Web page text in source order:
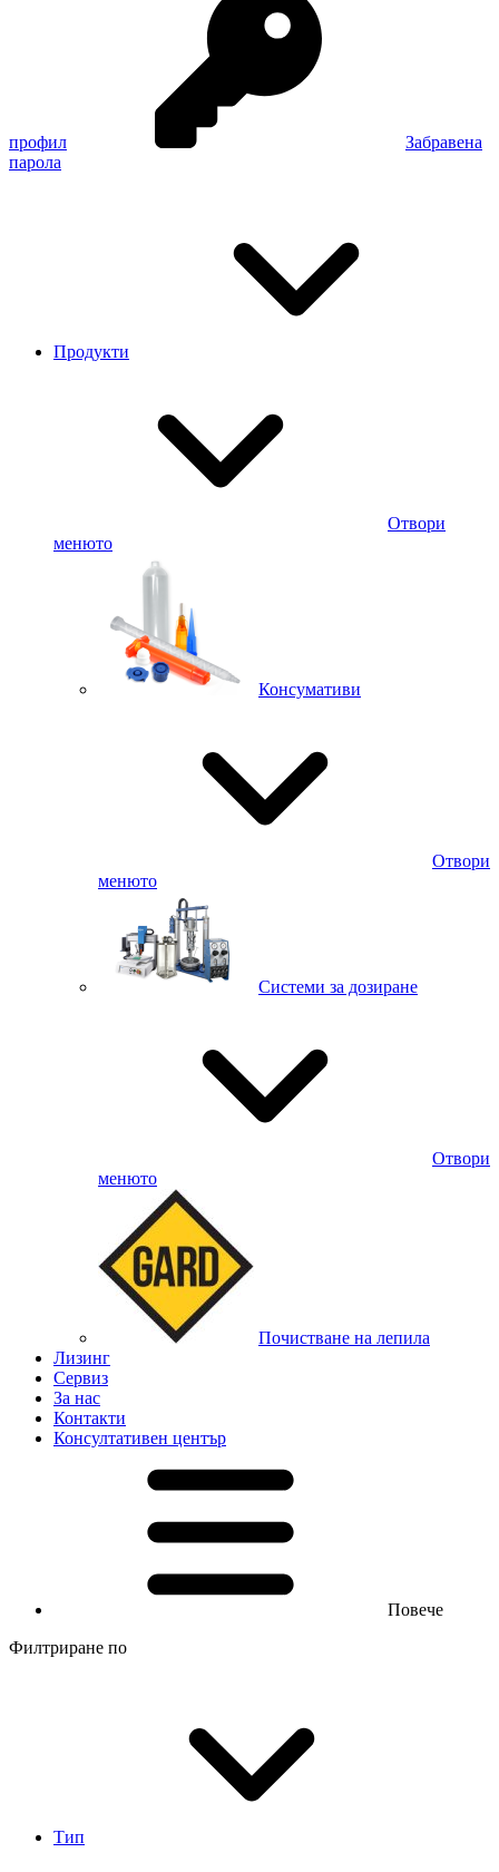
профил
Забравена
парола
Продукти
Отвори
менюто
Консумативи
Отвори
менюто
Системи за дозиране
Отвори
менюто
Почистване на лепила
Лизинг
Сервиз
За нас
Контакти
Консултативен център
Повече
Филтриране по
Тип